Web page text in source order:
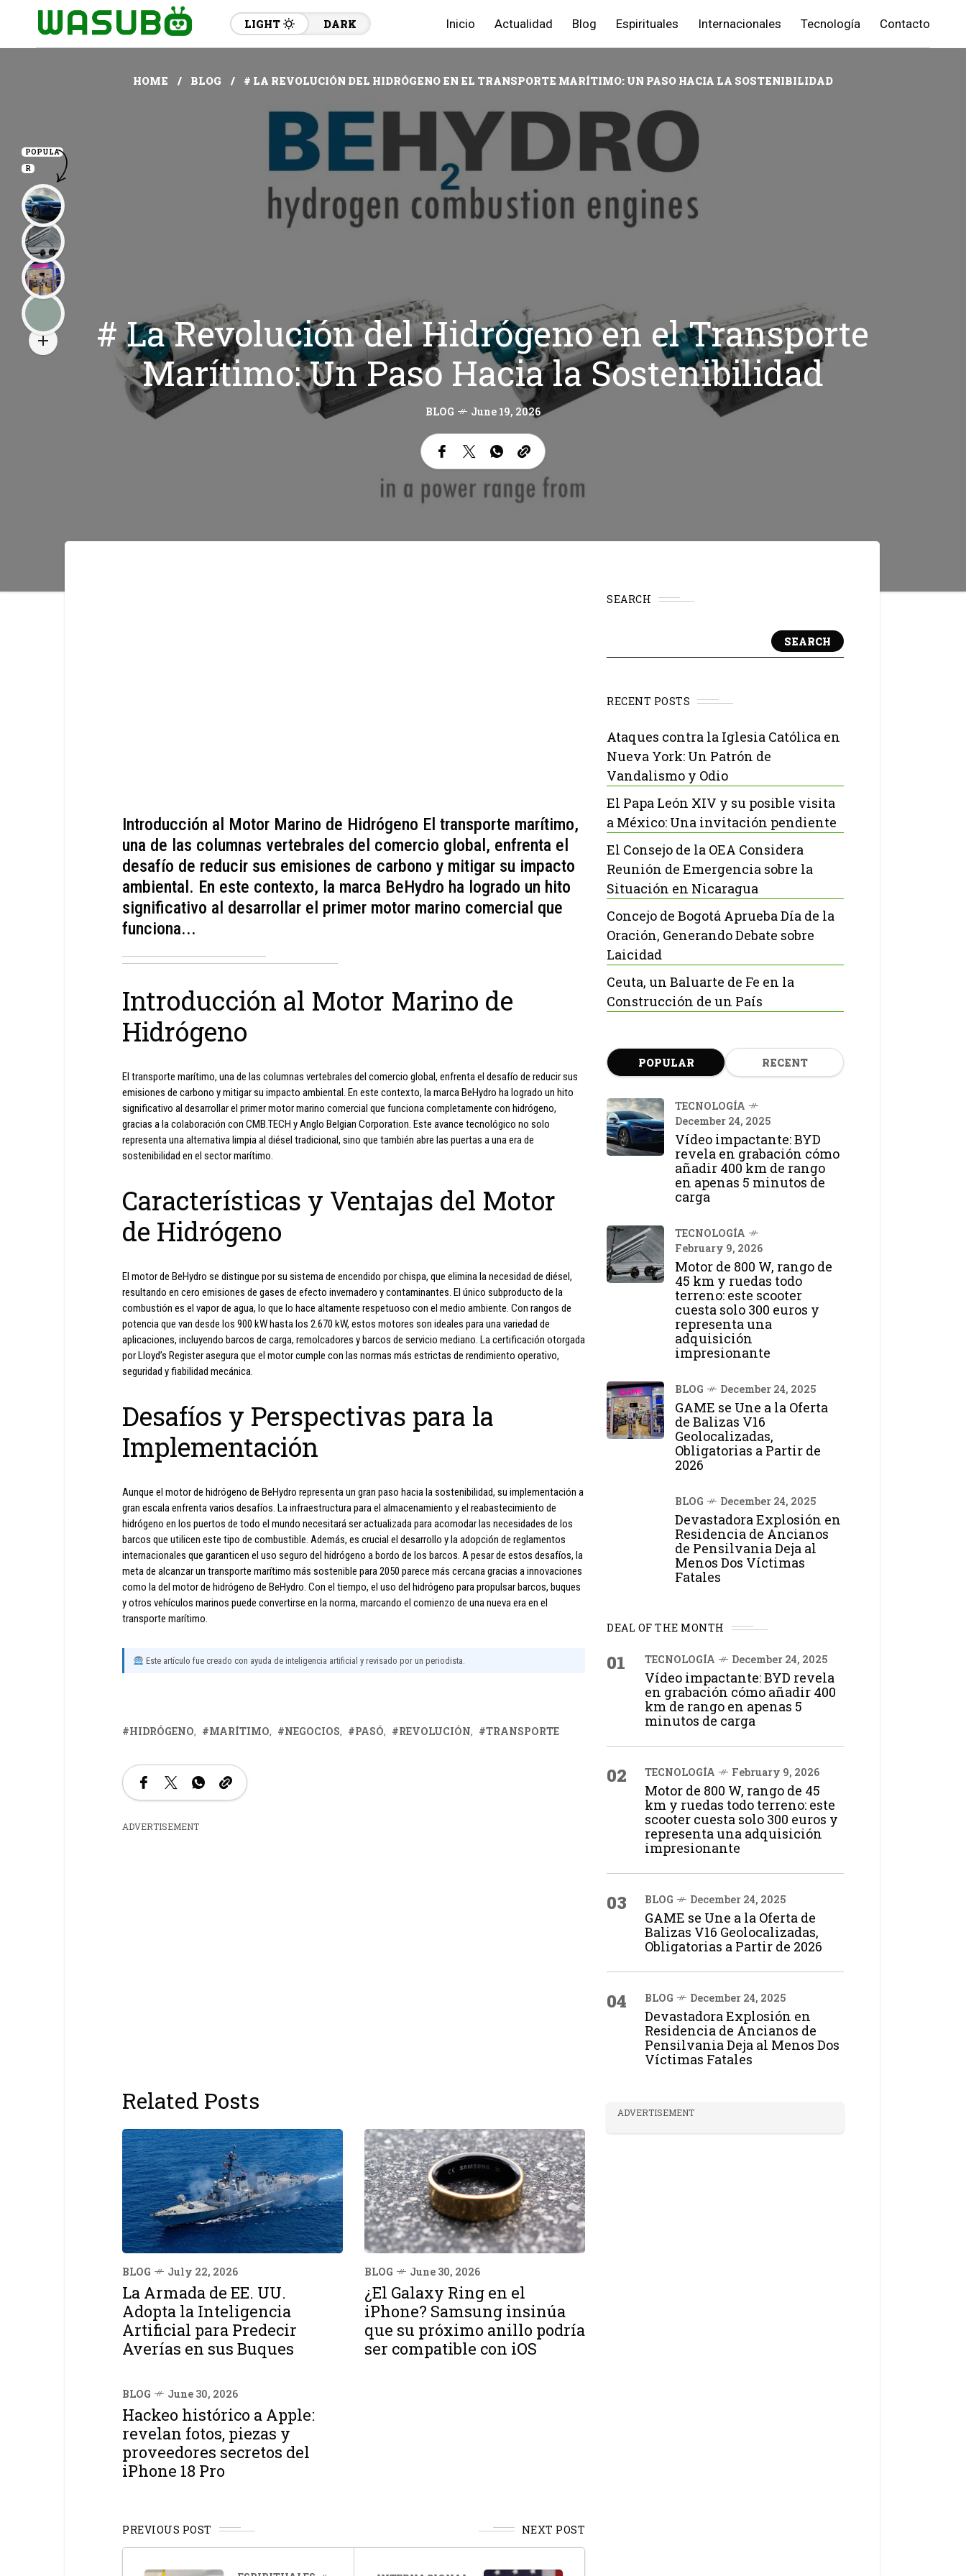
LIGHT DARK Inicio Actualidad Blog Espirituales Internacionales Tecnología Contacto
HOME BLOG # LA REVOLUCIÓN DEL HIDRÓGENO EN EL TRANSPORTE MARÍTIMO: UN PASO HACIA LA SOSTENIBILIDAD
# La Revolución del Hidrógeno en el Transporte
Marítimo: Un Paso Hacia la Sostenibilidad
BLOG June 19, 2026
Introducción al Motor Marino de Hidrógeno El transporte marítimo,
una de las columnas vertebrales del comercio global, enfrenta el
desafío de reducir sus emisiones de carbono y mitigar su impacto
ambiental. En este contexto, la marca BeHydro ha logrado un hito
significativo al desarrollar el primer motor marino comercial que
funciona...
Introducción al Motor Marino de
Hidrógeno
El transporte marítimo, una de las columnas vertebrales del comercio global, enfrenta el desafío de reducir sus
emisiones de carbono y mitigar su impacto ambiental. En este contexto, la marca BeHydro ha logrado un hito
significativo al desarrollar el primer motor marino comercial que funciona completamente con hidrógeno,
gracias a la colaboración con CMB.TECH y Anglo Belgian Corporation. Este avance tecnológico no solo
representa una alternativa limpia al diésel tradicional, sino que también abre las puertas a una era de
sostenibilidad en el sector marítimo.
Características y Ventajas del Motor
de Hidrógeno
El motor de BeHydro se distingue por su sistema de encendido por chispa, que elimina la necesidad de diésel,
resultando en cero emisiones de gases de efecto invernadero y contaminantes. El único subproducto de la
combustión es el vapor de agua, lo que lo hace altamente respetuoso con el medio ambiente. Con rangos de
potencia que van desde los 900 kW hasta los 2.670 kW, estos motores son ideales para una variedad de
aplicaciones, incluyendo barcos de carga, remolcadores y barcos de servicio mediano. La certificación otorgada
por Lloyd’s Register asegura que el motor cumple con las normas más estrictas de rendimiento operativo,
seguridad y fiabilidad mecánica.
Desafíos y Perspectivas para la
Implementación
Aunque el motor de hidrógeno de BeHydro representa un gran paso hacia la sostenibilidad, su implementación a
gran escala enfrenta varios desafíos. La infraestructura para el almacenamiento y el reabastecimiento de
hidrógeno en los puertos de todo el mundo necesitará ser actualizada para acomodar las necesidades de los
barcos que utilicen este tipo de combustible. Además, es crucial el desarrollo y la adopción de reglamentos
internacionales que garanticen el uso seguro del hidrógeno a bordo de los barcos. A pesar de estos desafíos, la
meta de alcanzar un transporte marítimo más sostenible para 2050 parece más cercana gracias a innovaciones
como la del motor de hidrógeno de BeHydro. Con el tiempo, el uso del hidrógeno para propulsar barcos, buques
y otros vehículos marinos puede convertirse en la norma, marcando el comienzo de una nueva era en el
transporte marítimo.
Este artículo fue creado con ayuda de inteligencia artificial y revisado por un periodista.
HIDRÓGENO MARÍTIMO NEGOCIOS PASÓ REVOLUCIÓN TRANSPORTE
ADVERTISEMENT
Related Posts
BLOG July 22, 2026
La Armada de EE. UU.
Adopta la Inteligencia
Artificial para Predecir
Averías en sus Buques
BLOG June 30, 2026
¿El Galaxy Ring en el
iPhone? Samsung insinúa
que su próximo anillo podría
ser compatible con iOS
BLOG June 30, 2026
Hackeo histórico a Apple:
revelan fotos, piezas y
proveedores secretos del
iPhone 18 Pro
PREVIOUS POST NEXT POST
SEARCH
SEARCH
RECENT POSTS
Ataques contra la Iglesia Católica en
Nueva York: Un Patrón de
Vandalismo y Odio
El Papa León XIV y su posible visita
a México: Una invitación pendiente
El Consejo de la OEA Considera
Reunión de Emergencia sobre la
Situación en Nicaragua
Concejo de Bogotá Aprueba Día de la
Oración, Generando Debate sobre
Laicidad
Ceuta, un Baluarte de Fe en la
Construcción de un País
POPULAR RECENT
TECNOLOGÍA
December 24, 2025
Vídeo impactante: BYD
revela en grabación cómo
añadir 400 km de rango
en apenas 5 minutos de
carga
TECNOLOGÍA
February 9, 2026
Motor de 800 W, rango de
45 km y ruedas todo
terreno: este scooter
cuesta solo 300 euros y
representa una
adquisición
impresionante
BLOG December 24, 2025
GAME se Une a la Oferta
de Balizas V16
Geolocalizadas,
Obligatorias a Partir de
2026
BLOG December 24, 2025
Devastadora Explosión en
Residencia de Ancianos
de Pensilvania Deja al
Menos Dos Víctimas
Fatales
DEAL OF THE MONTH
01 TECNOLOGÍA December 24, 2025
Vídeo impactante: BYD revela
en grabación cómo añadir 400
km de rango en apenas 5
minutos de carga
02 TECNOLOGÍA February 9, 2026
Motor de 800 W, rango de 45
km y ruedas todo terreno: este
scooter cuesta solo 300 euros y
representa una adquisición
impresionante
03 BLOG December 24, 2025
GAME se Une a la Oferta de
Balizas V16 Geolocalizadas,
Obligatorias a Partir de 2026
04 BLOG December 24, 2025
Devastadora Explosión en
Residencia de Ancianos de
Pensilvania Deja al Menos Dos
Víctimas Fatales
ADVERTISEMENT
POPULA
R